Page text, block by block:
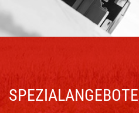
SPEZIALANGEBOTE